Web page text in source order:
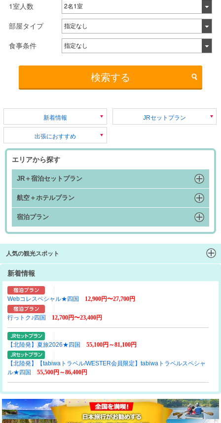
1室人数
部屋タイプ
食事条件
検索する
新着情報 JRセットプラン
出張におすすめ
エリアから探す
JR＋宿泊セットプラン
航空＋ホテルプラン
宿泊プラン
人気の観光スポット
新着情報
Webコレスペシャル★四国 12,900円〜27,700円
行っトク♪四国 12,700円〜23,400円
【北陸発】夏旅2026★四国 55,100円～81,100円
【北陸発】【tabiwaトラベル/WESTER会員限定】tabiwaトラベルスペシャ
ル★四国
55,500円～86,400円